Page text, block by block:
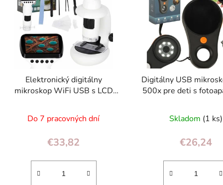
Elektronický digitálny
mikroskop WiFi USB s LCD
príslušenstvom 3v1
Do 7 pracovných dní
€33,82
Digitálny USB
500x pre deti s
Skladom (1 ks)
€26,24